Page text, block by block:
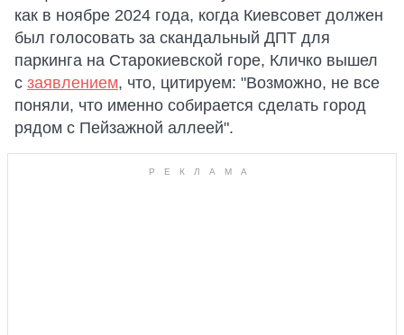
как в ноябре 2024 года, когда Киевсовет должен
был голосовать за скандальный ДПТ для
паркинга на Старокиевской горе, Кличко вышел
с заявлением, что, цитируем: "Возможно, не все
поняли, что именно собирается сделать город
рядом с Пейзажной аллеей".